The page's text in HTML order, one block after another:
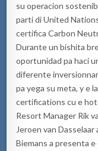
su operacion
parti di United
certifica Carbon
Durante un bishita
oportunidad pa haci
diferente
pa yega su meta, y e
certifications cu e
Resort Manager Rik
Jeroen van
Biemans a presenta